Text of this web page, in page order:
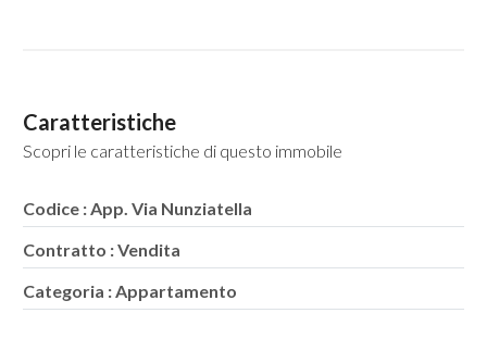
Caratteristiche
Scopri le caratteristiche di questo immobile
Codice : App. Via Nunziatella
Contratto : Vendita
Categoria : Appartamento
5
5+
Bagni